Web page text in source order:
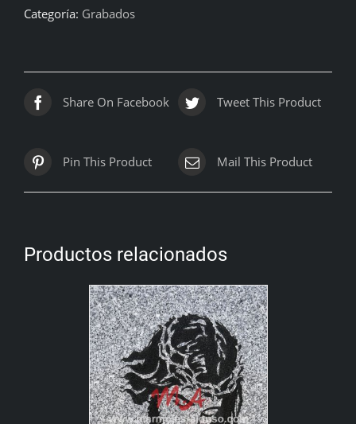
Categoría: Grabados
Share On Facebook Tweet This Product
Pin This Product Mail This Product
Productos relacionados